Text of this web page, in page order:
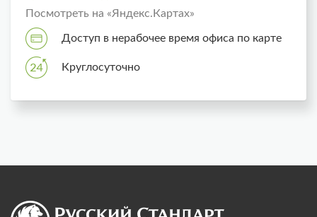
Посмотреть на «Яндекс.Картах»
Доступ в нерабочее время офиса по карте
Круглосуточно